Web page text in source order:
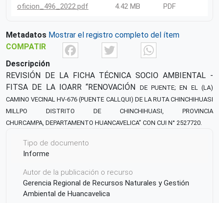
oficion_496_2022.pdf
4.42 MB PDF
Metadatos Mostrar el registro completo del ítem
COMPATIR
FacebookTwitter
Descripción
REVISIÓN DE LA FICHA TÉCNICA SOCIO AMBIENTAL -
FITSA DE LA IOARR “RENOVACIÓN DE PUENTE; EN EL (LA)
CAMINO VECINAL HV-676 (PUENTE CALLQUI) DE LA RUTA CHINCHIHUASI
MILLPO DISTRITO DE CHINCHIHUASI, PROVINCIA
CHURCAMPA, DEPARTAMENTO HUANCAVELICA” CON CUI N° 2527720.
Tipo de documento
Informe
Autor de la publicación o recurso
Gerencia Regional de Recursos Naturales y Gestión
Ambiental de Huancavelica